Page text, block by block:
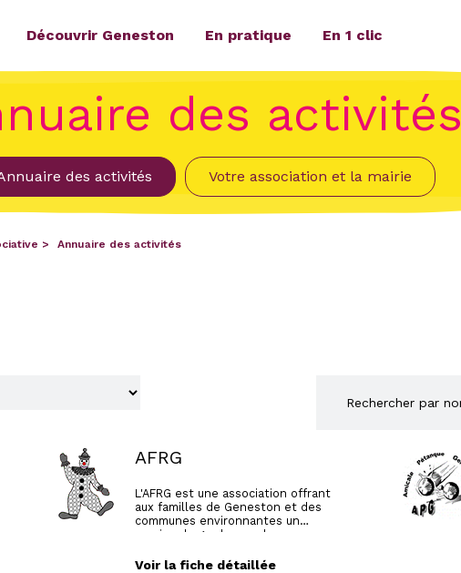
Découvrir Geneston En pratique En 1 clic
des activités Votre association et la mairie
des activités
Annuaire des activités
AFRG
L'AFRG est une association offrant
aux familles de Geneston et des
communes environnantes un
service de garde pour leurs
sa structure "Les petits Clowns"
Voir la fiche détaillée